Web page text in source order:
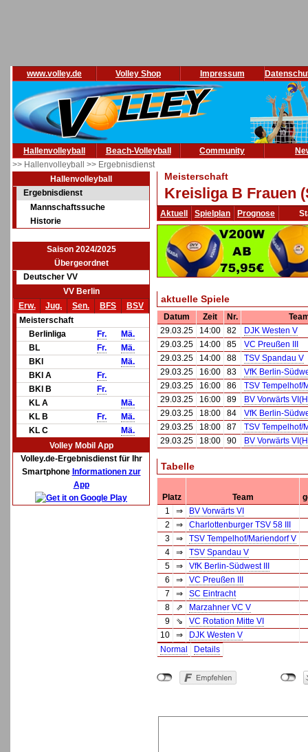
www.volley.de Volley Shop Impressum
Hallenvolleyball Beach-Volleyball Community
>> Hallenvolleyball >> Ergebnisdienst
Hallenvolleyball
Ergebnisdienst
Mannschaftssuche
Historie
Saison 2024/2025
Übergeordnet
Deutscher VV
VV Berlin
Erw.
Jug. Sen. BFS
BSV
Meisterschaft
Berlinliga
Fr.
Mä.
BL
Fr.
Mä.
BKl
Mä.
BKl A
Fr.
BKl B
Fr.
KL A
Mä.
KL B
Fr.
Mä.
KL C
Mä.
Volley Mobil App
Volley.de-Ergebnisdienst für Ihr
Smartphone Informationen zur
App
Meisterschaft
Kreisliga B Frauen
Aktuell Spielplan Prognose
aktuelle Spiele
Datum Zeit Nr.
29.03.25
14:00 82
DJK Westen V
29.03.25
14:00 85
VC Preußen III
29.03.25
14:00 88
TSV Spandau V
29.03.25
16:00 83
VfK Berlin-
29.03.25
16:00 86
TSV Tempelhof/
29.03.25
16:00 89
BV Vorwärts
29.03.25
18:00 84
VfK Berlin-
29.03.25
18:00 87
TSV Tempelhof/
29.03.25
18:00 90 BV Vorwärts
Tabelle
Platz Team
1
⇒
BV Vorwärts VI
2
⇒
Charlottenburger TSV 58 III
3
⇒
TSV Tempelhof/Mariendorf V
4
⇒
TSV Spandau V
5
⇒
VfK Berlin-Südwest III
6
⇒
VC Preußen III
7
⇒
SC Eintracht
8
⇗
Marzahner VC V
9
⇘
VC Rotation Mitte VI
10
⇒
DJK Westen V
Normal
Details